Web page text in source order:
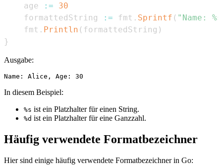
    age
:=
30
    formattedString
:= fmt . Sprintf ( "Name:
    fmt
. Println ( formattedString )
}
Ausgabe:
In diesem Beispiel:
%s ist ein Platzhalter für einen String.
%d ist ein Platzhalter für eine Ganzzahl.
Häufig verwendete Formatbezeichner
Hier sind einige häufig verwendete Formatbezeichner in Go: